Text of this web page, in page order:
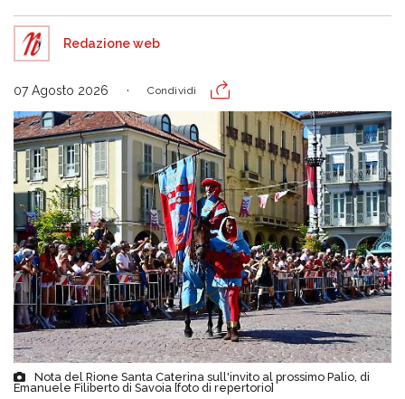
Redazione web
07 Agosto 2026 Condividi
Nota del Rione Santa Caterina sull'invito al prossimo Palio, di
Emanuele Filiberto di Savoia [foto di repertorio]